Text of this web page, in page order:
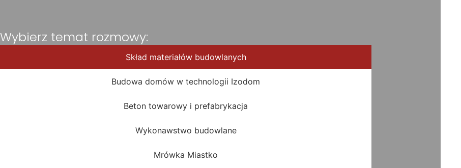
Wybierz temat rozmowy:
Skład materiałów budowlanych
Budowa domów w technologii Izodom
Beton towarowy i prefabrykacja
Wykonawstwo budowlane
Mrówka Miastko